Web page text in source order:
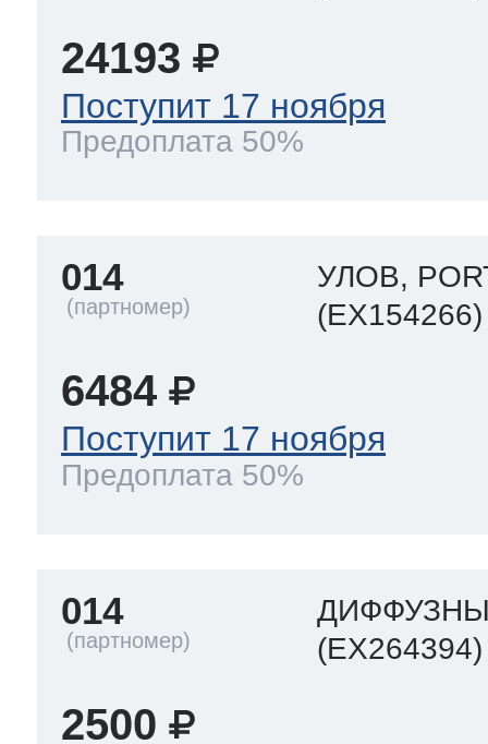
24193
Поступит 17 ноября
Предоплата 50%
014
УЛОВ,
(EX154266)
6484
Поступит 17 ноября
Предоплата 50%
014
(EX264394)
2500